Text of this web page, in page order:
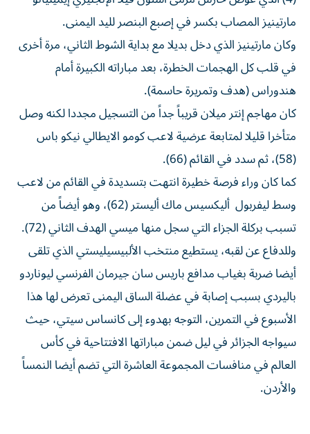
مارتينيز المصاب بكسر في إصبع البنصر لليد اليمنى.
وكان مارتينيز الذي دخل بديلا مع بداية الشوط الثاني، مرة أخرى
في قلب كل الهجمات الخطرة، بعد مباراته الكبيرة أمام
هندوراس (هدف وتمريرة حاسمة).
كان مهاجم إنتر ميلان قريباً جداً من التسجيل مجددا لكنه وصل
متأخرا قليلا لمتابعة عرضية لاعب كومو الايطالي نيكو باس
(58)، ثم سدد في القائم (66).
كما كان وراء فرصة خطيرة انتهت بتسديدة في القائم من لاعب
وسط ليفربول أليكسيس ماك أليستر (62)، وهو أيضاً من
تسبب بركلة الجزاء التي سجل منها ميسي الهدف الثاني (72).
وللدفاع عن لقبه، يستطيع منتخب الألبيسيليستي الذي تلقى
أيضا ضربة بغياب مدافع باريس سان جيرمان الفرنسي ليوناردو
باليردي بسبب إصابة في عضلة الساق اليمنى تعرض لها هذا
الأسبوع في التمرين، التوجه بهدوء إلى كانساس سيتي، حيث
سيواجه الجزائر في ليل ضمن مباراتها الافتتاحية في كأس
العالم في منافسات المجموعة العاشرة التي تضم أيضا النمساً
والأردن.